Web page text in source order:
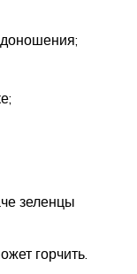
зеленцы
горчить.